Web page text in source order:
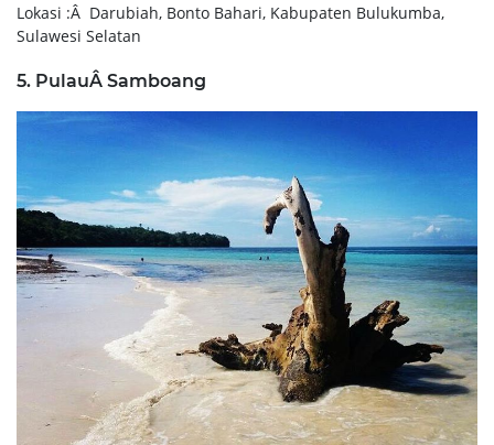
Lokasi :Â Darubiah, Bonto Bahari, Kabupaten Bulukumba,
Sulawesi Selatan
5. PulauÂ Samboang